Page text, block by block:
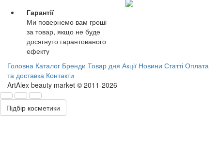
Гарантії
Ми повернемо вам гроші
за товар, якщо не буде
досягнуто гарантованого
ефекту
Головна Каталог Бренди Товар дня Акції Новини Статті Оплата
та доставка Контакти
ArtAlex beauty market © 2011-2026
Підбір косметики